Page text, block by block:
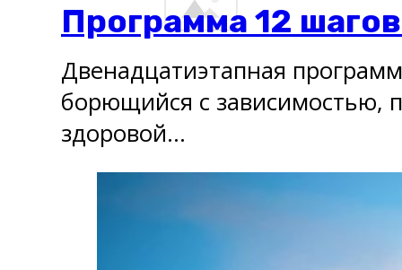
Программа 12
Двенадцатиэтапная
борющийся с зависимостью,
здоровой…